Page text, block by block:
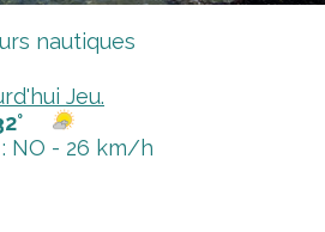
nautiques
Jeu.
NO - 26 km/h